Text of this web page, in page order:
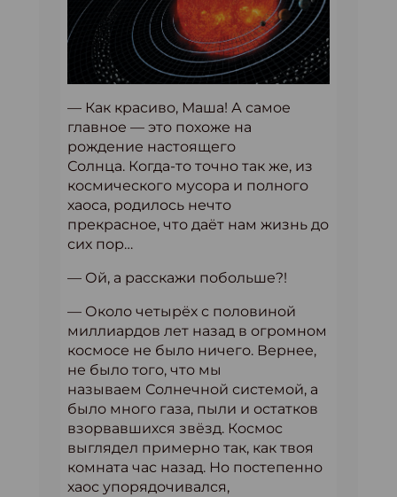
— Как красиво, Маша! А самое
главное — это похоже на
рождение настоящего
Солнца. Когда-то точно так же, из
космического мусора и полного
хаоса, родилось нечто
прекрасное, что даёт нам жизнь до
сих пор…
— Ой, а расскажи побольше?!
— Около четырёх с половиной
миллиардов лет назад в огромном
космосе не было ничего. Вернее,
не было того, что мы
называем Солнечной системой, а
было много газа, пыли и остатков
взорвавшихся звёзд. Космос
выглядел примерно так, как твоя
комната час назад. Но постепенно
хаос упорядочивался,